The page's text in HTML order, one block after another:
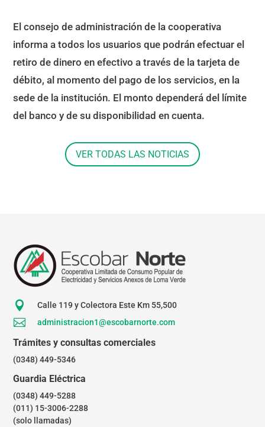
El consejo de administración de la cooperativa
informa a todos los usuarios que podrán efectuar el
retiro de dinero en efectivo a través de la tarjeta de
débito, al momento del pago de los servicios, en la
sede de la institución. El monto dependerá del límite
del banco y de su disponibilidad en cuenta.
VER TODAS LAS NOTICIAS
 Calle 119 y Colectora Este Km 55,500
 administracion1@escobarnorte.com
Trámites y consultas comerciales
(0348) 449-5346
Guardia Eléctrica
(0348) 449-5288
(011) 15-3006-2288
(solo llamadas)